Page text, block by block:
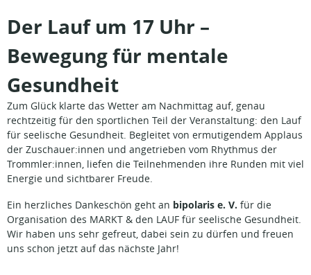
Der Lauf um 17 Uhr –
Bewegung für mentale
Gesundheit
Zum Glück klarte das Wetter am Nachmittag auf, genau
rechtzeitig für den sportlichen Teil der Veranstaltung: den Lauf
für seelische Gesundheit. Begleitet von ermutigendem Applaus
der Zuschauer:innen und angetrieben vom Rhythmus der
Trommler:innen, liefen die Teilnehmenden ihre Runden mit viel
Energie und sichtbarer Freude.
Ein herzliches Dankeschön geht an bipolaris e. V. für die
Organisation des MARKT & den LAUF für seelische Gesundheit.
Wir haben uns sehr gefreut, dabei sein zu dürfen und freuen
uns schon jetzt auf das nächste Jahr!